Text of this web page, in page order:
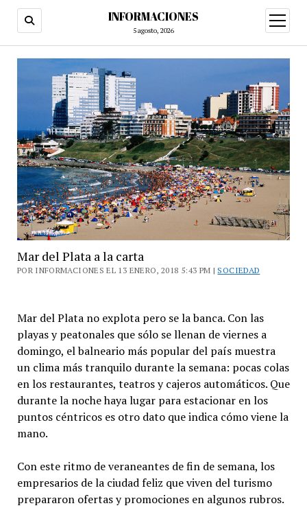
INFORMACIONES
5 agosto, 2026
abrir
menú
Mar del Plata a la carta
POR INFORMACIONES EL 13 ENERO, 2018 5:43 PM | SOCIEDAD
Mar del Plata no explota pero se la banca. Con las
playas y peatonales que sólo se llenan de viernes a
domingo, el balneario más popular del país muestra
un clima más tranquilo durante la semana: pocas colas
en los restaurantes, teatros y cajeros automáticos. Que
durante la noche haya lugar para estacionar en los
puntos céntricos es otro dato que indica cómo viene la
mano.
Con este ritmo de veraneantes de fin de semana, los
empresarios de la ciudad feliz que viven del turismo
prepararon ofertas y promociones en algunos rubros.